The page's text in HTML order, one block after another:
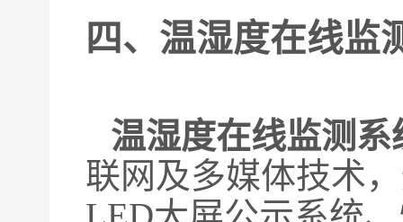
四、 温湿度在线监
温湿度在线监测系
联网及多媒体技术